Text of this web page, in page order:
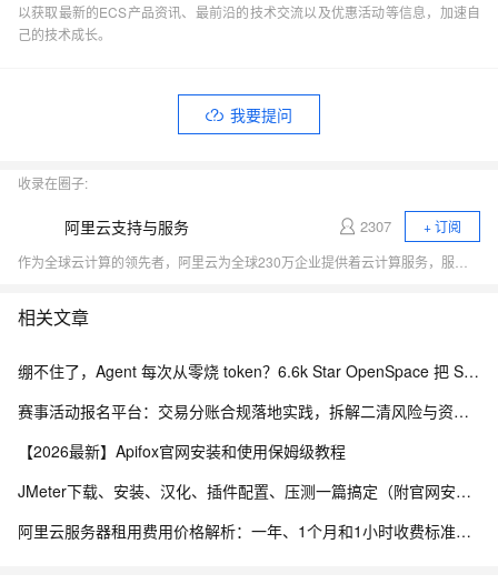
以获取最新的ECS产品资讯、最前沿的技术交流以及优惠活动等信息，加速自
己的技术成长。
我要提问
收录在圈子:
阿里云支持与服务 2307
+ 订阅
相关文章
绷不住了，Agent 每次从零烧 token？6.6k Star OpenSpace 把 Skill 变成会进化的资产
赛事活动报名平台：交易分账合规落地实践，拆解二清风险与资金隔离要点
【2026最新】Apifox官网安装和使用保姆级教程
JMeter下载、安装、汉化、插件配置、压测一篇搞定（附官网安装包）
阿里云服务器租用费用价格解析：一年、1个月和1小时收费标准，轻量、ECS和GPU实例规格族费用清单